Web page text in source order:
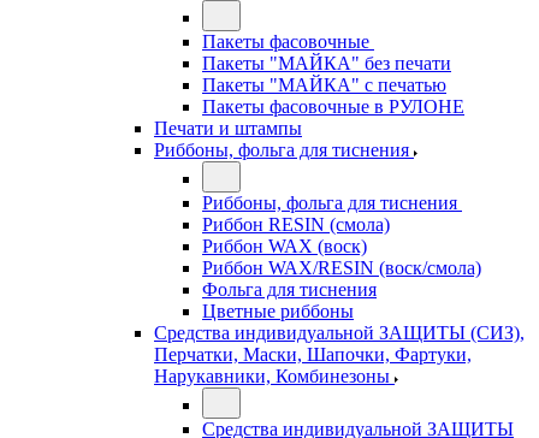
Пакеты фасовочные
Пакеты "МАЙКА" без печати
Пакеты "МАЙКА" с печатью
Пакеты фасовочные в РУЛОНЕ
Печати и штампы
Риббоны, фольга для тиснения
Риббоны, фольга для тиснения
Риббон RESIN (смола)
Риббон WAX (воск)
Риббон WAX/RESIN (воск/смола)
Фольга для тиснения
Цветные риббоны
Средства индивидуальной ЗАЩИТЫ (СИЗ),
Перчатки, Маски, Шапочки, Фартуки,
Нарукавники, Комбинезоны
Средства индивидуальной ЗАЩИТЫ